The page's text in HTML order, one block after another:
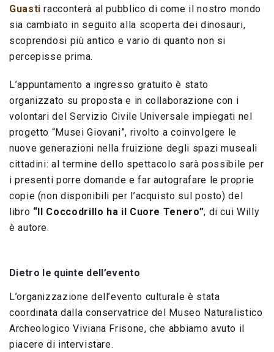
Guasti racconterà al pubblico di come il nostro mondo
sia cambiato in seguito alla scoperta dei dinosauri,
scoprendosi più antico e vario di quanto non si
percepisse prima.
L’appuntamento a ingresso gratuito è stato
organizzato su proposta e in collaborazione con i
volontari del Servizio Civile Universale impiegati nel
progetto “Musei Giovani”, rivolto a coinvolgere le
nuove generazioni nella fruizione degli spazi museali
cittadini: al termine dello spettacolo sarà possibile per
i presenti porre domande e far autografare le proprie
copie (non disponibili per l’acquisto sul posto) del
libro “Il Coccodrillo ha il Cuore Tenero”, di cui Willy
è autore.
Dietro le quinte dell’evento
L’organizzazione dell’evento culturale è stata
coordinata dalla conservatrice del Museo Naturalistico
Archeologico Viviana Frisone, che abbiamo avuto il
piacere di intervistare.